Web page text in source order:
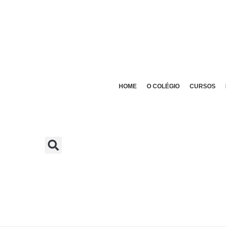
HOME O COLÉGIO CURSOS